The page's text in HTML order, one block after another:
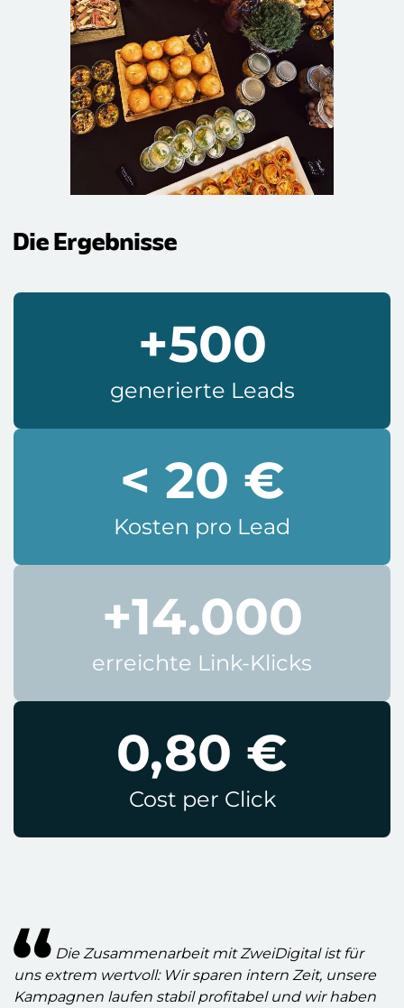
Die Ergebnisse
+500
generierte Leads
< 20 €
Kosten pro Lead
+14.000
erreichte Link-Klicks
0,80 €
Cost per Click
Die Zusammenarbeit mit ZweiDigital ist für
uns extrem wertvoll: Wir sparen intern Zeit, unsere
Kampagnen laufen stabil profitabel und wir haben